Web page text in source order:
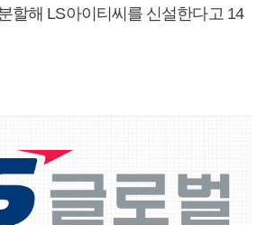
할해 LS아이티씨를 신설한다고 14